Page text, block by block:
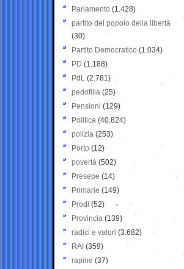
Parlamento (1.428)
partito del popolo della libertà
(30)
Partito Democratico (1.034)
PD (1.188)
PdL (2.781)
pedofilia (25)
Pensioni (129)
Politica (40.824)
polizia (253)
Porto (12)
povertà (502)
Presepe (14)
Primarie (149)
Prodi (52)
Provincia (139)
radici e valori (3.682)
RAI (359)
rapine (37)